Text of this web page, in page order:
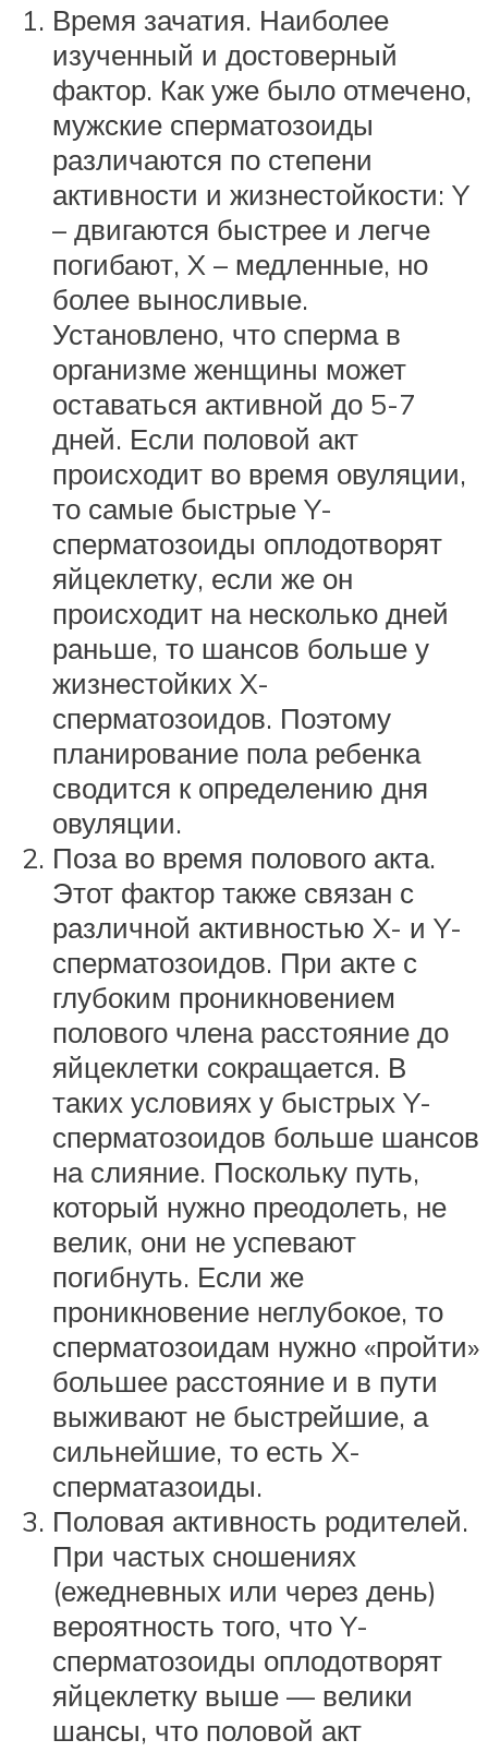
Время зачатия. Наиболее
изученный и достоверный
фактор. Как уже было отмечено,
мужские сперматозоиды
различаются по степени
активности и жизнестойкости: Y
– двигаются быстрее и легче
погибают, X – медленные, но
более выносливые.
Установлено, что сперма в
организме женщины может
оставаться активной до 5-7
дней. Если половой акт
происходит во время овуляции,
то самые быстрые Y-
сперматозоиды оплодотворят
яйцеклетку, если же он
происходит на несколько дней
раньше, то шансов больше у
жизнестойких X-
сперматозоидов. Поэтому
планирование пола ребенка
сводится к определению дня
овуляции.
Поза во время полового акта.
Этот фактор также связан с
различной активностью X- и Y-
сперматозоидов. При акте с
глубоким проникновением
полового члена расстояние до
яйцеклетки сокращается. В
таких условиях у быстрых Y-
сперматозоидов больше шансов
на слияние. Поскольку путь,
который нужно преодолеть, не
велик, они не успевают
погибнуть. Если же
проникновение неглубокое, то
сперматозоидам нужно «пройти»
большее расстояние и в пути
выживают не быстрейшие, а
сильнейшие, то есть X-
сперматазоиды.
Половая активность родителей.
При частых сношениях
(ежедневных или через день)
вероятность того, что Y-
сперматозоиды оплодотворят
яйцеклетку выше — велики
шансы, что половой акт